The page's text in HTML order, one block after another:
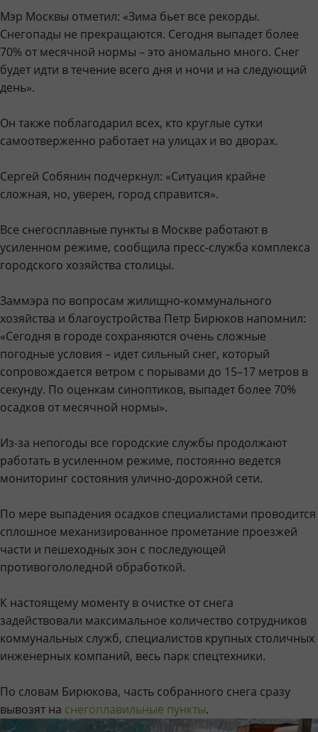
Мэр Москвы отметил: «Зима бьет все рекорды.
Снегопады не прекращаются. Сегодня выпадет более
70% от месячной нормы – это аномально много. Снег
будет идти в течение всего дня и ночи и на следующий
день».
Он также поблагодарил всех, кто круглые сутки
самоотверженно работает на улицах и во дворах.
Сергей Собянин подчеркнул: «Ситуация крайне
сложная, но, уверен, город справится».
Все снегосплавные пункты в Москве работают в
усиленном режиме, сообщила пресс-служба комплекса
городского хозяйства столицы.
Заммэра по вопросам жилищно-коммунального
хозяйства и благоустройства Петр Бирюков напомнил:
«Сегодня в городе сохраняются очень сложные
погодные условия – идет сильный снег, который
сопровождается ветром с порывами до 15–17 метров в
секунду. По оценкам синоптиков, выпадет более 70%
осадков от месячной нормы».
Из-за непогоды все городские службы продолжают
работать в усиленном режиме, постоянно ведется
мониторинг состояния улично-дорожной сети.
По мере выпадения осадков специалистами проводится
сплошное механизированное прометание проезжей
части и пешеходных зон с последующей
противогололедной обработкой.
К настоящему моменту в очистке от снега
задействовали максимальное количество сотрудников
коммунальных служб, специалистов крупных столичных
инженерных компаний, весь парк спецтехники.
По словам Бирюкова, часть собранного снега сразу
вывозят на снегоплавильные пункты.